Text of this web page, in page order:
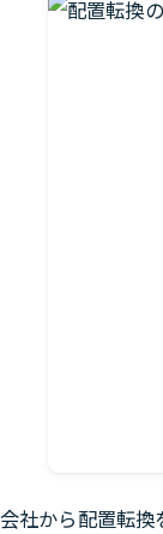
会社から配置転